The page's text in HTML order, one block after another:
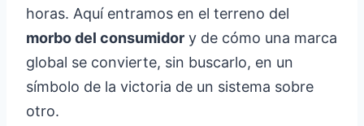
horas. Aquí entramos en el terreno del
morbo del consumidor y de cómo una marca
global se convierte, sin buscarlo, en un
símbolo de la victoria de un sistema sobre
otro.